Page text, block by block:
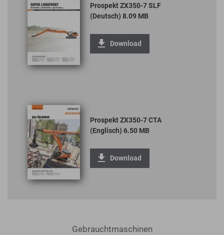
Prospekt ZX350-7 SLF
(Deutsch) 8.09 MB
Download
Prospekt ZX350-7 CTA
(Englisch) 6.50 MB
Download
Gebrauchtmaschinen